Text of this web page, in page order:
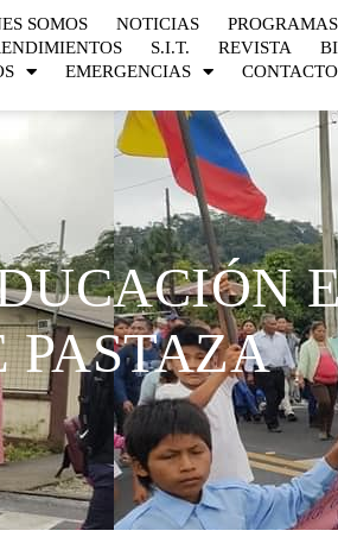
SOMOS NOTICIAS
PROGRAMAS
S.I.T. REVISTA
EMERGENCIAS CONTACTO